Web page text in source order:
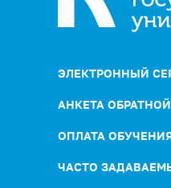
ЭЛЕКТРОННЫЙ
АНКЕТА
ОПЛАТА
ЧАСТО